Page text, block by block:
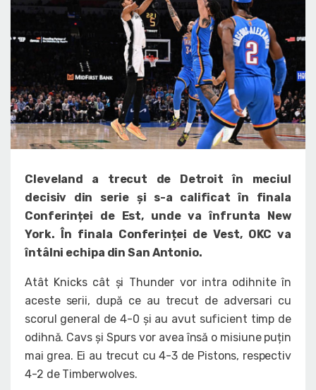
Cleveland a trecut de Detroit în meciul
decisiv din serie și s-a calificat în finala
Conferinței de Est, unde va înfrunta New
York. În finala Conferinței de Vest, OKC va
întâlni echipa din San Antonio.
Atât Knicks cât și Thunder vor intra odihnite în
aceste serii, după ce au trecut de adversari cu
scorul general de 4-0 și au avut suficient timp de
odihnă. Cavs și Spurs vor avea însă o misiune puțin
mai grea. Ei au trecut cu 4-3 de Pistons, respectiv
4-2 de Timberwolves.